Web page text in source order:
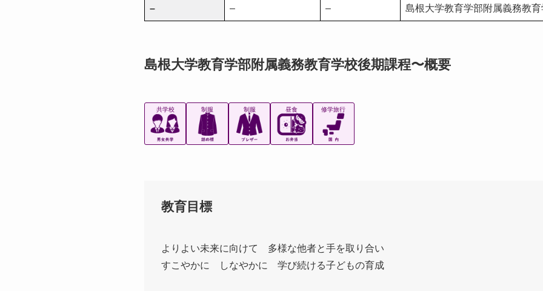
– – – 島根大学教育学部附属義務教
島根大学教育学部附属義務教育学校後期課程〜概要
共学校 制服 制服 昼食 修学旅行
教育目標
よりよい未来に向けて 多様な他者と手を取り合い
すこやかに しなやかに 学び続ける子どもの育成